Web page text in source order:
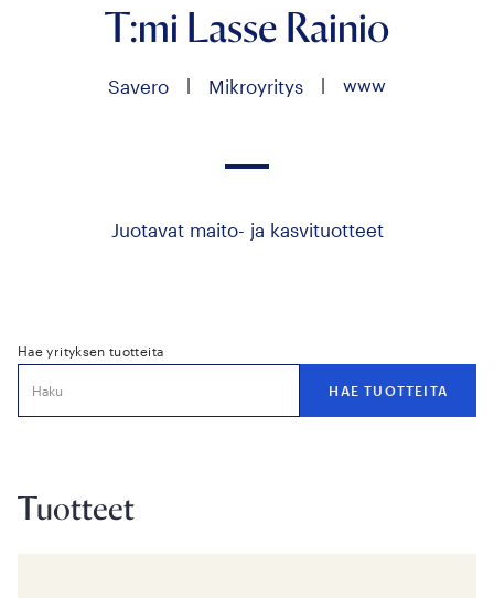
T:mi Lasse Rainio
Savero | Mikroyritys | www
Juotavat maito- ja kasvituotteet
Hae yrityksen tuotteita
Tuotteet